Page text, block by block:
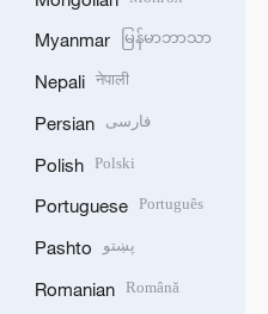
Myanmar မြန်မာဘာသာ
Nepali नेपाली
Persian فارسی
Polish Polski
Portuguese Português
Pashto پښتو
Romanian Română